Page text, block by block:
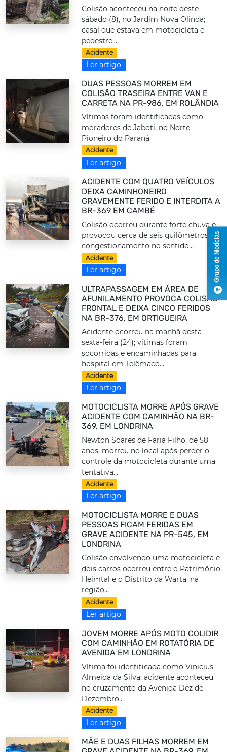
Colisão aconteceu na noite deste
sábado (8), no Jardim Nova Olinda;
casal que estava em motocicleta e
pedestre...
Acidente
Ler artigo
DUAS PESSOAS MORREM EM
COLISÃO TRASEIRA ENTRE VAN E
CARRETA NA PR-986, EM ROLÂNDIA
Vítimas foram identificadas como
moradores de Jaboti, no Norte
Pioneiro do Paraná
Acidente
Ler artigo
ACIDENTE COM QUATRO VEÍCULOS
DEIXA CAMINHONEIRO
GRAVEMENTE FERIDO E INTERDITA A
BR-369 EM CAMBÉ
Colisão ocorreu durante forte chuva e
provocou cerca de seis quilômetros de
congestionamento no sentido...
Acidente
Ler artigo
ULTRAPASSAGEM EM ÁREA DE
AFUNILAMENTO PROVOCA COLISÃO
FRONTAL E DEIXA CINCO FERIDOS
NA BR-376, EM ORTIGUEIRA
Acidente ocorreu na manhã desta
sexta-feira (24); vítimas foram
socorridas e encaminhadas para
hospital em Telêmaco...
Acidente
Ler artigo
MOTOCICLISTA MORRE APÓS GRAVE
ACIDENTE COM CAMINHÃO NA BR-
369, EM LONDRINA
Newton Soares de Faria Filho, de 58
anos, morreu no local após perder o
controle da motocicleta durante uma
tentativa...
Acidente
Ler artigo
MOTOCICLISTA MORRE E DUAS
PESSOAS FICAM FERIDAS EM
GRAVE ACIDENTE NA PR-545, EM
LONDRINA
Colisão envolvendo uma motocicleta e
dois carros ocorreu entre o Patrimônio
Heimtal e o Distrito da Warta, na
região...
Acidente
Ler artigo
JOVEM MORRE APÓS MOTO COLIDIR
COM CAMINHÃO EM ROTATÓRIA DE
AVENIDA EM LONDRINA
Vítima foi identificada como Vinicius
Almeida da Silva; acidente aconteceu
no cruzamento da Avenida Dez de
Dezembro...
Acidente
Ler artigo
MÃE E DUAS FILHAS MORREM EM
Grupo de Notícias